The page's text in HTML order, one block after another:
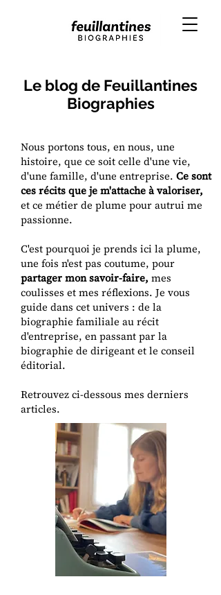
Le blog de Feuillantines
Biographies
Nous portons tous, en nous, une
histoire, que ce soit celle d'une vie,
d'une famille, d'une entreprise. Ce sont
ces récits que je m'attache à valoriser,
et ce métier de plume pour autrui me
passionne.
C'est pourquoi je prends ici la plume,
une fois n'est pas coutume, pour
partager mon savoir-faire, mes
coulisses et mes réflexions. Je vous
guide dans cet univers : de la
biographie familiale au récit
d'entreprise, en passant par la
biographie de dirigeant et le conseil
éditorial.
Retrouvez ci-dessous mes derniers
articles.